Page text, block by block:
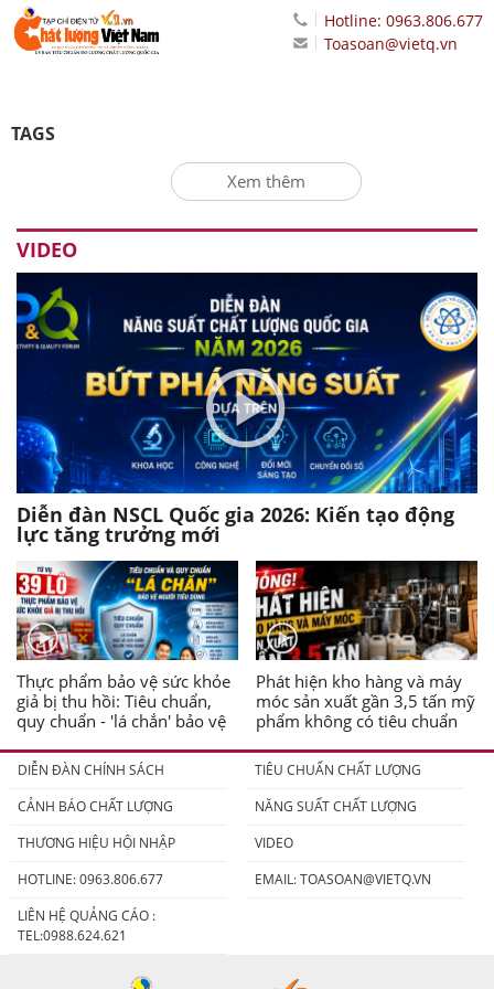
Hotline: 0963.806.677
Toasoan@vietq.vn
TAGS
Xem thêm
VIDEO
Diễn đàn NSCL Quốc gia 2026: Kiến tạo động
lực tăng trưởng mới
Thực phẩm bảo vệ sức khỏe
giả bị thu hồi: Tiêu chuẩn,
quy chuẩn - 'lá chắn' bảo vệ
Phát hiện kho hàng và máy
móc sản xuất gần 3,5 tấn mỹ
phẩm không có tiêu chuẩn
DIỄN ĐÀN CHÍNH SÁCH
TIÊU CHUẨN CHẤT LƯỢNG
CẢNH BÁO CHẤT LƯỢNG
NĂNG SUẤT CHẤT LƯỢNG
THƯƠNG HIỆU HỘI NHẬP
VIDEO
HOTLINE: 0963.806.677
EMAIL:TOASOAN@VIETQ.VN
LIÊN HỆ QUẢNG CÁO :
TEL:0988.624.621